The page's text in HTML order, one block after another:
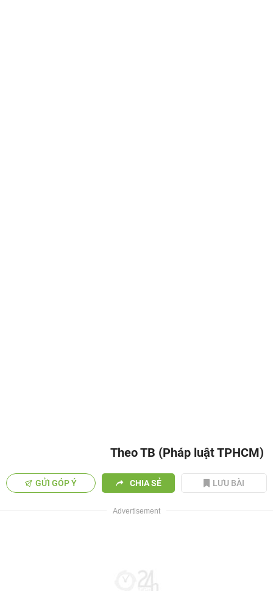
Theo TB (Pháp luật TPHCM)
GỬI GÓP Ý CHIA SẺ LƯU BÀI